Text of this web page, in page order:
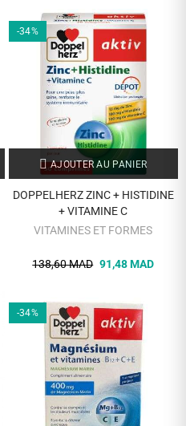
-34%
AJOUTER AU PANIER
DOPPELHERZ ZINC + HISTIDINE
+ VITAMINE C
VITAMINES ET FORMES
138,60 MAD 91,48 MAD
-34%